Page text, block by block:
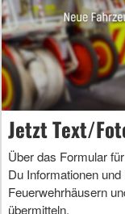
Jetzt Text/
Über das Formular
Du Informationen
Feuerwehrhäusern
übermitteln.